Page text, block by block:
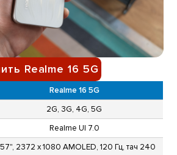
Realme 16 5G
Realme 16 5G
2G, 3G, 4G, 5G
Realme UI 7.0
2372 х 1080 AMOLED, 120 Гц, тач 240